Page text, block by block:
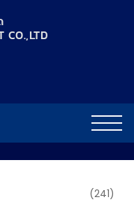
CO.,LTD​
(241)